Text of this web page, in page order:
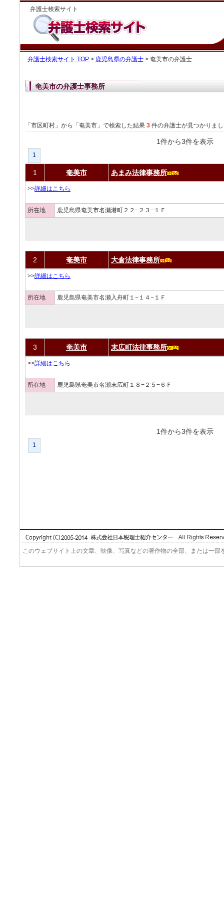
弁護士検索サイト
弁護士検索サイト TOP > 鹿児島県の弁護士 > 奄美市の弁護士
奄美市の弁護士事務所
「市区町村」から「奄美市」で検索した結果 3 件の弁護士が見つかりま
1件から3件を表
1
1 奄美市 あまみ法律事務所
>>詳細はこちら
所在地 鹿児島県奄美市名瀬港町２２−２３−１Ｆ
2 奄美市 大倉法律事務所
>>詳細はこちら
所在地 鹿児島県奄美市名瀬入舟町１−１４−１Ｆ
3 奄美市 末広町法律事務所
>>詳細はこちら
所在地 鹿児島県奄美市名瀬末広町１８−２５−６Ｆ
1件から3件を表
1
このウェブサイト上の文章、映像、写真などの著作物の全部、または一